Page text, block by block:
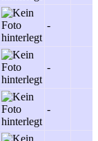
-
-
-